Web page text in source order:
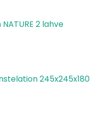
2 lahve
245x245x180